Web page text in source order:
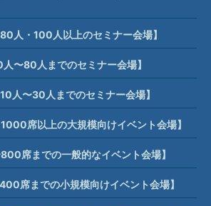
人・100人以上のセミナー会場】
〜80人までのセミナー会場】
人〜30人までのセミナー会場】
席以上の大規模向けイベント会場】
席までの一般的なイベント会場】
席までの小規模向けイベント会場】